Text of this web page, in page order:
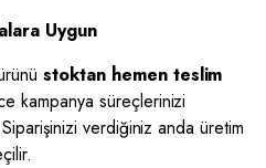
Uygun
stoktan hemen teslim
kampanya süreçlerinizi
verdiğiniz anda üretim